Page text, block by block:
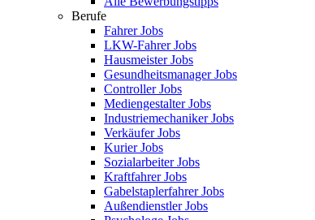
Berufe
Fahrer Jobs
LKW-Fahrer Jobs
Hausmeister Jobs
Gesundheitsmanager Jobs
Controller Jobs
Mediengestalter Jobs
Industriemechaniker Jobs
Verkäufer Jobs
Kurier Jobs
Sozialarbeiter Jobs
Kraftfahrer Jobs
Gabelstaplerfahrer Jobs
Außendienstler Jobs